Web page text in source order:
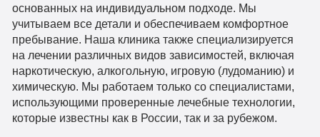
основанных на индивидуальном подходе. Мы
учитываем все детали и обеспечиваем комфортное
пребывание. Наша клиника также специализируется
на лечении различных видов зависимостей, включая
наркотическую, алкогольную, игровую (лудоманию) и
химическую. Мы работаем только со специалистами,
использующими проверенные лечебные технологии,
которые известны как в России, так и за рубежом.